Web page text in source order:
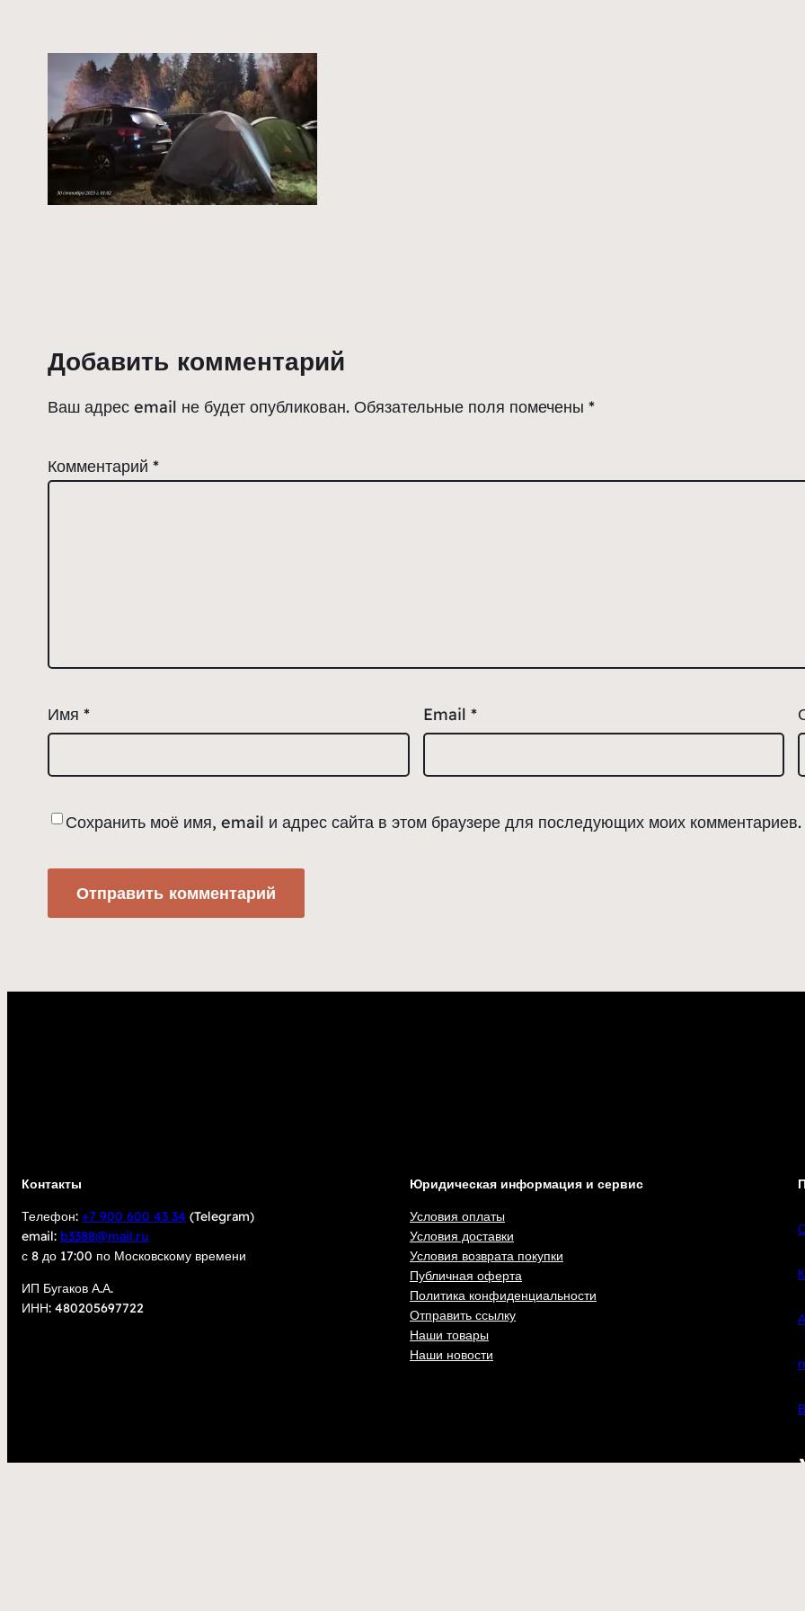
Добавить комментарий
Ваш адрес email не будет опубликован. Обязательные поля помечены *
Комментарий *
Имя * Email *
Сохранить моё имя, email и адрес сайта в этом браузере для последующих моих комментариев.
Контакты
Телефон: +7 900 600 43 34 (Telegram)
email: b3388@mail.ru
с 8 до 17:00 по Московскому времени
ИП Бугаков А.А.
ИНН: 480205697722
Юридическая информация и сервис
Условия оплаты
Условия доставки
Условия возврата покупки
Публичная оферта
Политика конфиденциальности
Отправить ссылку
Наши товары
Наши новости